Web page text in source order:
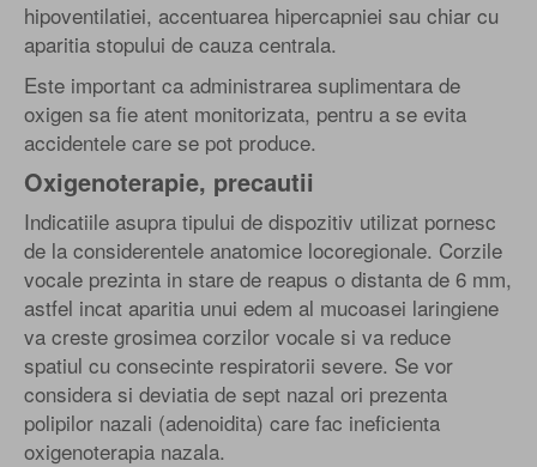
hipoventilatiei, accentuarea hipercapniei sau chiar cu
aparitia stopului de cauza centrala.
Este important ca administrarea suplimentara de
oxigen sa fie atent monitorizata, pentru a se evita
accidentele care se pot produce.
Oxigenoterapie, precautii
Indicatiile asupra tipului de dispozitiv utilizat pornesc
de la considerentele anatomice locoregionale. Corzile
vocale prezinta in stare de reapus o distanta de 6 mm,
astfel incat aparitia unui edem al mucoasei laringiene
va creste grosimea corzilor vocale si va reduce
spatiul cu consecinte respiratorii severe. Se vor
considera si deviatia de sept nazal ori prezenta
polipilor nazali (adenoidita) care fac ineficienta
oxigenoterapia nazala.